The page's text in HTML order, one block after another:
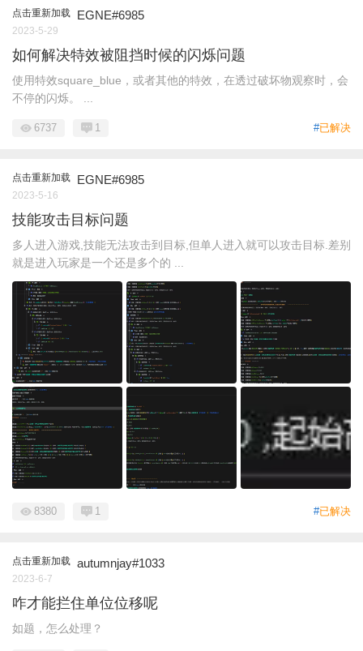
点击重新加载 EGNE#6985
2023-5-29
如何解决特效被阻挡时候的闪烁问题
使用特效square_blue，或者其他的特效，在透过破坏物观察时，会
不停的闪烁。 ...
#已解决
6737 1
点击重新加载 EGNE#6985
2023-5-16
技能攻击目标问题
多人进入游戏,技能无法攻击到目标,但单人进入就可以攻击目标.差别
就是进入玩家是一个还是多个的 ...
#已解决
8380 1
点击重新加载 autumnjay#1033
2023-6-7
咋才能拦住单位位移呢
如题，怎么处理？